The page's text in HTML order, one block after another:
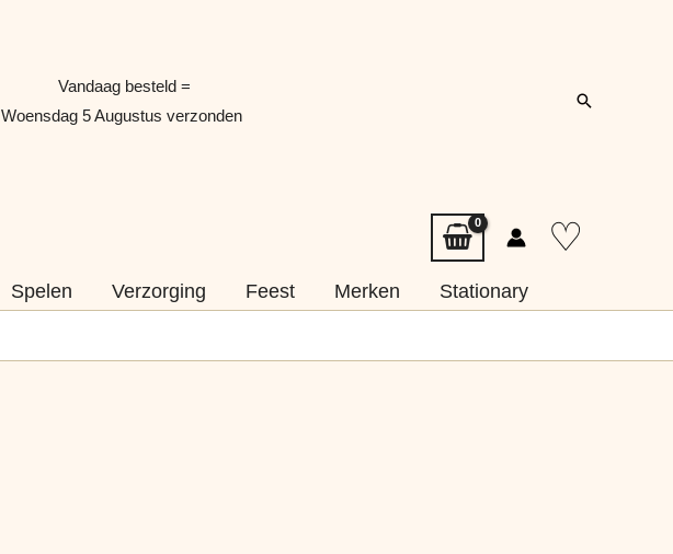
Vandaag besteld =
Woensdag 5 Augustus verzonden
Zoeken
♡
Spelen Verzorging Feest Merken
Stationary